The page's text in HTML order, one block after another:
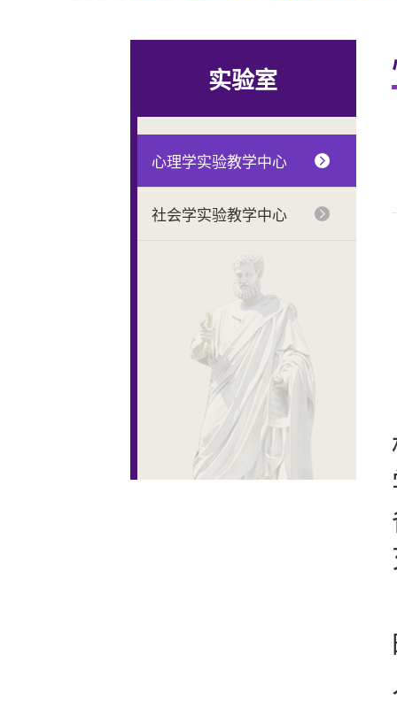
实验室
心理学实验教学中心
社会学实验教学中心